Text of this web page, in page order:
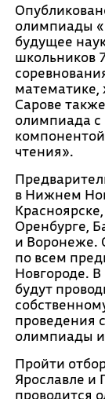
олимпиады
будущее
школьников
математике,
Сарове
олимпиада с
чтения».
в Нижнем
Оренбурге,
и Воронеже.
по всем
Новгороде. В
будут
проведения
олимпиады
Пройти
Ярославле и
проводится